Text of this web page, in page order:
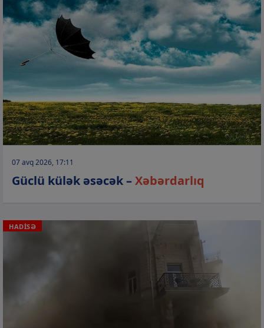
07 avq 2026, 17:11
Güclü külək əsəcək –Xəbərdarlıq
HADİSƏ